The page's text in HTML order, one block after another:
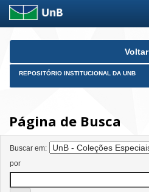
Skip
Voltar
REPOSITÓRIO INSTITUCIONAL DA UNB
Página de Busca
Buscar em:
por